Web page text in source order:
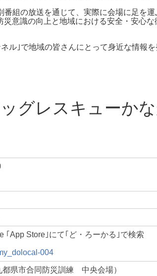
組の放送を通じて、実際に会場に足を
意識の向上と地域における安全・安心
｣で地域の皆さんにとって身近な情報
グレスキューか
｢App Store｣にて｢ど・ろーかる｣で検索
004
県市合同防災訓練 中央会場）